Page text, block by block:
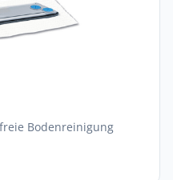
Bodenreinigung